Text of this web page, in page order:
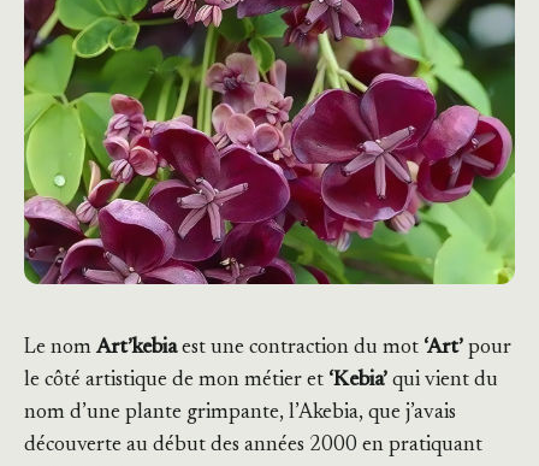
Le nomArt’kebiaest une contraction du mot ‘Art’ pour
le côté artistique de mon métier et ‘Kebia’ qui vient du
nom d’une plante grimpante, l’Akebia, que j’avais
découverte au début des années 2000 en pratiquant